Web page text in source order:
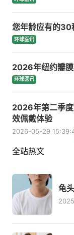
您年龄应有的30
环球医讯
2026年纽约瓣
环球医讯
2026年第二季
效佩戴体验
2026-05-29
全站热文
龟